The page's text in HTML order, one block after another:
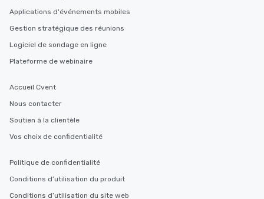
Applications d'événements mobiles
Gestion stratégique des réunions
Logiciel de sondage en ligne
Plateforme de webinaire
Accueil Cvent
Nous contacter
Soutien à la clientèle
Vos choix de confidentialité
Politique de confidentialité
Conditions d’utilisation du produit
Conditions d’utilisation du site web